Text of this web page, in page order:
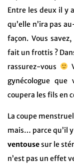
Entre les deux il y
qu’elle n’ira pas
façon. Vous
fait un frottis ?
rassurez-vous
gynécologue
coupera les fils en
La coupe
mais… parce qu’il
ventousesur le
n’est pas un effet